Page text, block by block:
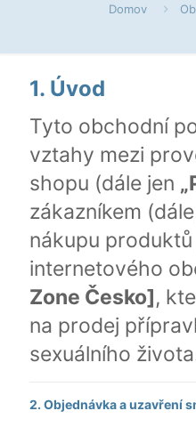
Domov
1. Úvod
Tyto obchodní
vztahy mezi
shopu (dále jen
zákazníkem
nákupu
internetového
Zone Česko],
na prodej
sexuálního
2. Objednávka a uzavření